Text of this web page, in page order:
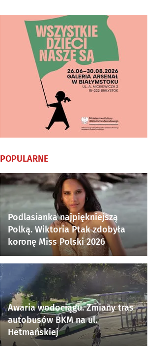
POPULARNE
Podlasianka najpiękniejszą
Polką. Wiktoria Ptak zdobyła
koronę Miss Polski 2026
Awaria wodociągu. Zmiany tras
autobusów BKM na ul.
Hetmańskiej